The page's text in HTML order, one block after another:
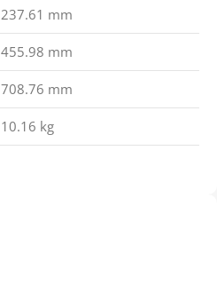
237.61 mm
455.98 mm
708.76 mm
10.16 kg